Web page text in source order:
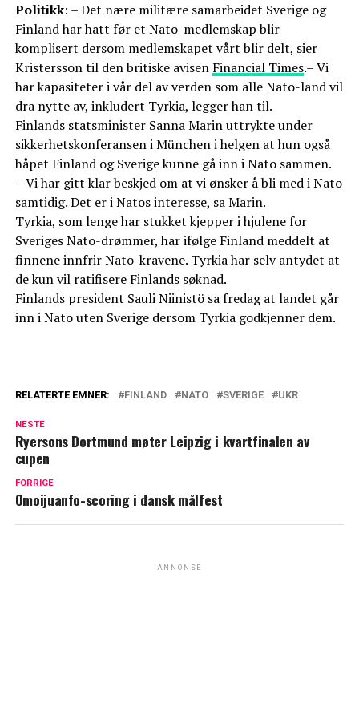
Politikk: – Det nære militære samarbeidet Sverige og
Finland har hatt før et Nato-medlemskap blir
komplisert dersom medlemskapet vårt blir delt, sier
Kristersson til den britiske avisen Financial Times.– Vi
har kapasiteter i vår del av verden som alle Nato-land vil
dra nytte av, inkludert Tyrkia, legger han til.
Finlands statsminister Sanna Marin uttrykte under
sikkerhetskonferansen i München i helgen at hun også
håpet Finland og Sverige kunne gå inn i Nato sammen.
– Vi har gitt klar beskjed om at vi ønsker å bli med i Nato
samtidig. Det er i Natos interesse, sa Marin.
Tyrkia, som lenge har stukket kjepper i hjulene for
Sveriges Nato-drømmer, har ifølge Finland meddelt at
finnene innfrir Nato-kravene. Tyrkia har selv antydet at
de kun vil ratifisere Finlands søknad.
Finlands president Sauli Niinistö sa fredag at landet går
inn i Nato uten Sverige dersom Tyrkia godkjenner dem.
RELATERTE EMNER: FINLAND NATO SVERIGE UKR
NESTE
Ryersons Dortmund møter Leipzig i kvartfinalen av
cupen
FORRIGE
Omoijuanfo-scoring i dansk målfest
ANNONSE